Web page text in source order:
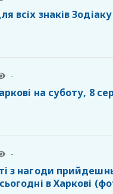
всіх знаків
-
на суботу, 8
-
з нагоди
в Харкові